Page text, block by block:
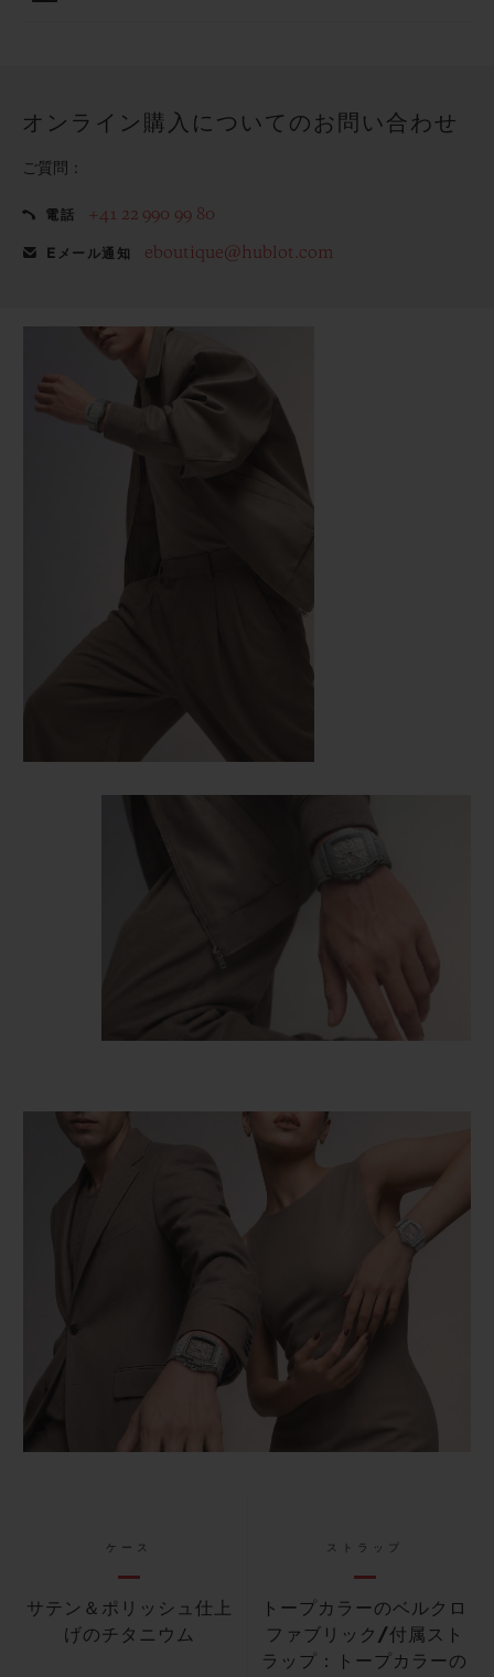
オンライン購入についてのお問い合わせ
ご質問：
電話 +41 22 990 99 80
Eメール通知 eboutique@hublot.com
ケース
サテン＆ポリッシュ仕上
げのチタニウム
ストラップ
トープカラーのベルクロ
ファブリック/付属スト
ラップ：トープカラーの